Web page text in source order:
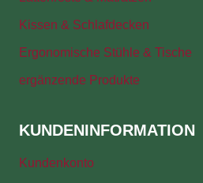
Kissen & Schlafdecken
Ergonomische Stühle & Tische
ergänzende Produkte
KUNDENINFORMATION
Kundenkonto